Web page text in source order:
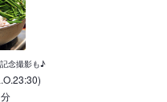
念撮影も♪